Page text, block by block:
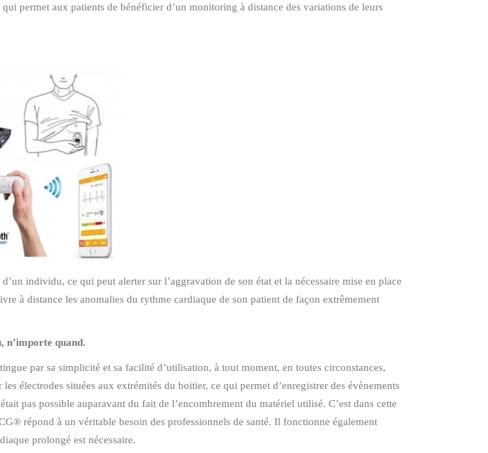
permet aux patients de bénéficier d’un monitoring à distance des variations de leurs
individu, ce qui peut alerter sur l’aggravation de son état et la nécessaire mise en place
à distance les anomalies du rythme cardiaque de son patient de façon extrêmement
n’importe quand.
par sa simplicité et sa facilité d’utilisation, à tout moment, en toutes circonstances,
électrodes situées aux extrémités du boitier, ce qui permet d’enregistrer des évènements
pas possible auparavant du fait de l’encombrement du matériel utilisé. C’est dans cette
répond à un véritable besoin des professionnels de santé. Il fonctionne également
prolongé est nécessaire.